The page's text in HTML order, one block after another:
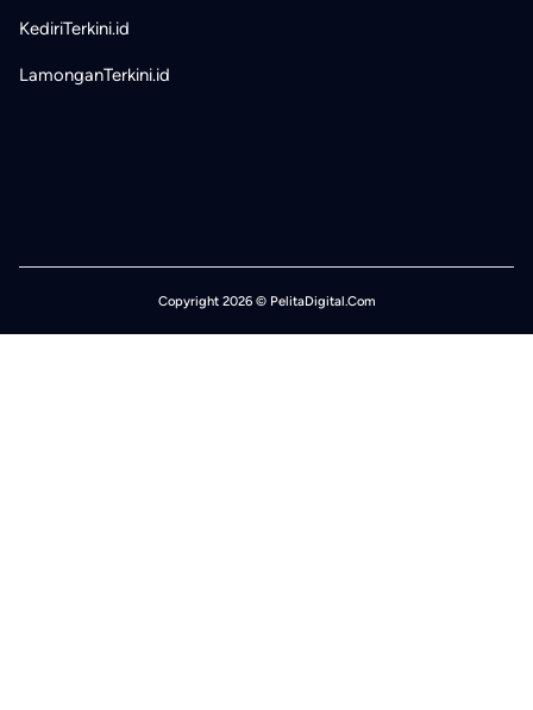
KediriTerkini.id
LamonganTerkini.id
Copyright 2026 © PelitaDigital.Com